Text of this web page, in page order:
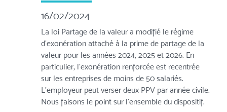
16/02/2024
La loi Partage de la valeur a modifié le régime
d'exonération attaché à la prime de partage de la
valeur pour les années 2024, 2025 et 2026. En
particulier, l'exonération renforcée est recentrée
sur les entreprises de moins de 50 salariés.
L'employeur peut verser deux PPV par année civile.
Nous faisons le point sur l'ensemble du dispositif.